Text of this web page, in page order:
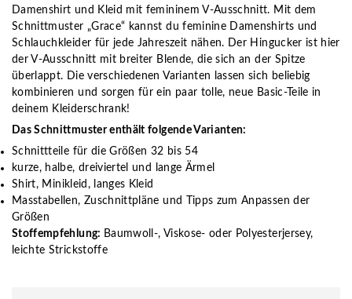
Damenshirt und Kleid mit femininem V-Ausschnitt. Mit dem
Schnittmuster „Grace“ kannst du feminine Damenshirts und
Schlauchkleider für jede Jahreszeit nähen. Der Hingucker ist hier
der V-Ausschnitt mit breiter Blende, die sich an der Spitze
überlappt. Die verschiedenen Varianten lassen sich beliebig
kombinieren und sorgen für ein paar tolle, neue Basic-Teile in
deinem Kleiderschrank!
Das Schnittmuster enthält folgende Varianten:
Schnittteile für die Größen 32 bis 54
kurze, halbe, dreiviertel und lange Ärmel
Shirt, Minikleid, langes Kleid
Masstabellen, Zuschnittpläne und Tipps zum Anpassen der
Größen
Stoffempfehlung: Baumwoll-, Viskose- oder Polyesterjersey,
leichte Strickstoffe